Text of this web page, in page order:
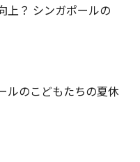
上？ シンガポールの
ルのこどもたちの夏休